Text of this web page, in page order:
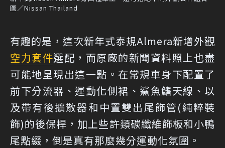
圖／Nissan Thailand
有趣的是，這次新年式泰規Almera新增外觀
空力套件選配，而原廠的新聞資料照上也盡
可能地呈現出這一點。在常規車身下配置了
前下分流器、運動化側裙、鯊魚鰭天線、以
及帶有後擴散器和中置雙出尾飾管(純粹裝
飾)的後保桿，加上些許類碳纖維飾板和小鴨
尾點綴，倒是真有那麼幾分運動化氛圍。